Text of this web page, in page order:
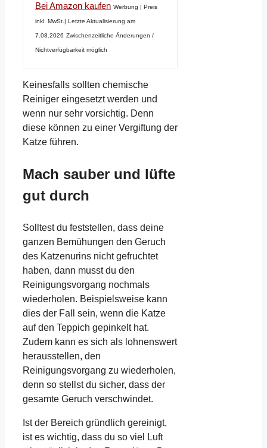
Bei Amazon kaufen Werbung | Preis
inkl. MwSt.| Letzte Aktualisierung am
7.08.2026 Zwischenzeitliche Änderungen /
Nichtverfügbarkeit möglich
Keinesfalls sollten chemische
Reiniger eingesetzt werden und
wenn nur sehr vorsichtig. Denn
diese können zu einer Vergiftung der
Katze führen.
Mach sauber und lüfte
gut durch
Solltest du feststellen, dass deine
ganzen Bemühungen den Geruch
des Katzenurins nicht gefruchtet
haben, dann musst du den
Reinigungsvorgang nochmals
wiederholen. Beispielsweise kann
dies der Fall sein, wenn die Katze
auf den Teppich gepinkelt hat.
Zudem kann es sich als lohnenswert
herausstellen, den
Reinigungsvorgang zu wiederholen,
denn so stellst du sicher, dass der
gesamte Geruch verschwindet.
Ist der Bereich gründlich gereinigt,
ist es wichtig, dass du so viel Luft